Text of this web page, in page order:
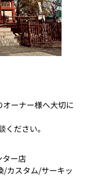
ーナー様へ大切に
ださい。
ター店
/カスタム/サーキッ